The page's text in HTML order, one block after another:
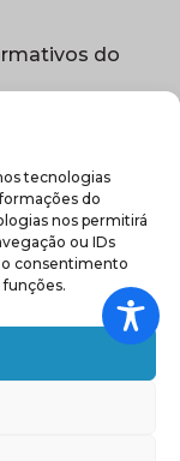
tecnologias
do
nos permitirá
ou IDs
o consentimento
do